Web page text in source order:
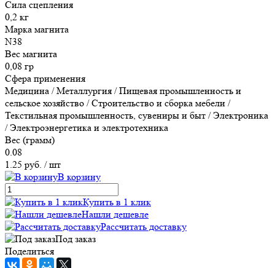
Сила сцепления
0,2 кг
Марка магнита
N38
Вес магнита
0,08 гр
Сфера применения
Медицина / Металлургия / Пищевая промышленность и
сельское хозяйство / Строительство и сборка мебели /
Текстильная промышленность, сувениры и быт / Электроника
/ Электроэнергетика и электротехника
Вес (грамм)
0.08
1.25 руб. / шт
В корзину
Купить в 1 клик
Нашли дешевле
Рассчитать доставку
Под заказ
Поделиться